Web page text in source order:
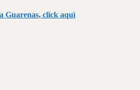
Guarenas, click aquì